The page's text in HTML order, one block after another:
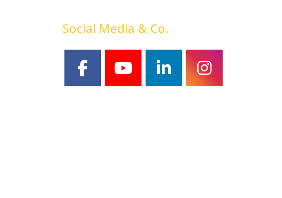
Social Media & Co.
facebookyoutubelinkedininstagram